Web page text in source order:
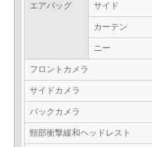
エアバッグ サイド
カーテン
ニー
フロントカメラ
サイドカメラ
バックカメラ
頸部衝撃緩和ヘッドレスト